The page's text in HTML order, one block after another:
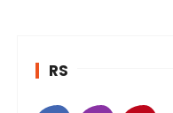
RS